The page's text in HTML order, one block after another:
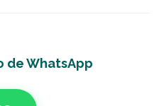
de WhatsApp